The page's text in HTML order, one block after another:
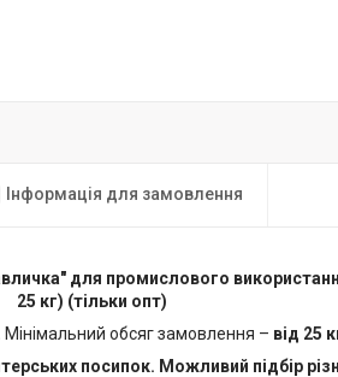
Інформація для замовлення
для промислового
25 кг) (тільки опт)
Мінімальний обсяг замовлення – від 25
посипок. Можливий підбір